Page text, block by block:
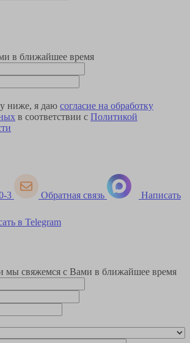
в ближайшее время
ниже, я даю согласие на обработку
в соответствии с Политикой
3 Обратная связь Написать
в Telegram
мы свяжемся с Вами в ближайшее время